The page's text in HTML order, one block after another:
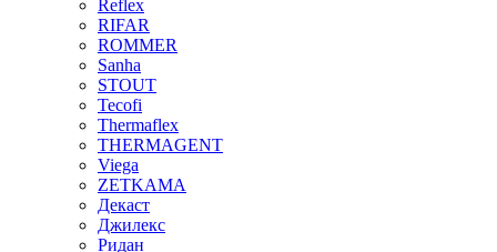
Reflex
RIFAR
ROMMER
Sanha
STOUT
Tecofi
Thermaflex
THERMAGENT
Viega
ZETKAMA
Декаст
Джилекс
Ридан